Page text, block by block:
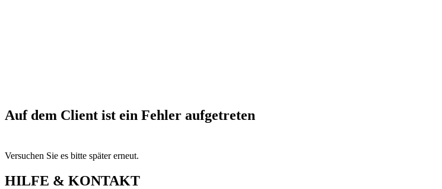
Auf dem Client ist ein Fehler aufgetreten
Versuchen Sie es bitte später erneut.
HILFE & KONTAKT